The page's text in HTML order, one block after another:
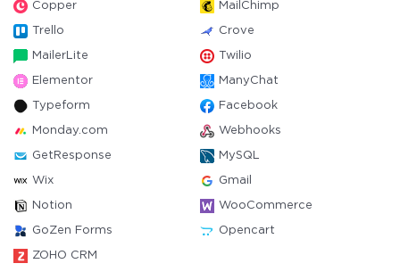
Copper MailChimp
Trello Crove
MailerLite Twilio
Elementor ManyChat
Typeform Facebook
Monday.com Webhooks
GetResponse MySQL
Wix Gmail
Notion WooCommerce
GoZen Forms Opencart
ZOHO CRM